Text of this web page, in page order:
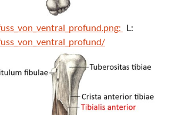
L: